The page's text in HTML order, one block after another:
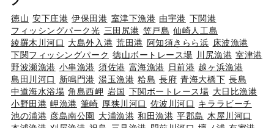
徳山 安下庄港 伊保田港 室津下漁港 由宇港 下関港
フィッシングパーク光 三田尻港 笠戸島 仙崎人工島
綾羅木川河口 大島外入港 荒田港 阿知須きらら浜 床波漁港
下関フィッシングパーク 徳山ボートレース場 川尻漁港 室津港
野波瀬漁港 小串漁港 須佐港 富海漁港 日前港 越ヶ浜漁港
島田川河口
新鳴門港 湯玉漁港 粭島 長府 青海大橋下 長島
中道海水浴場 角島西岬 岩国 下関ボートレース場 大日比漁港
小野田港 岬漁港 筆崎 厚狭川河口 佐波川河口 キララビーチ
池の浦港 彦島南公園 大浦漁港 和田漁港 平郡島 木屋川河口